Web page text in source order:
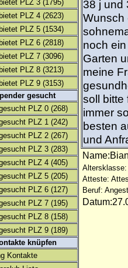
PLZ 3 (1795)
PLZ 4 (2623)
PLZ 5 (1534)
PLZ 6 (2818)
PLZ 7 (3096)
PLZ 8 (3213)
PLZ 9 (3153)
gesucht
PLZ 0 (268)
PLZ 1 (242)
PLZ 2 (267)
PLZ 3 (283)
PLZ 4 (405)
PLZ 5 (205)
PLZ 6 (127)
PLZ 7 (195)
PLZ 8 (158)
PLZ 9 (189)
knüpfen
Kontakte
38 j und
Wunsch
noch
Garten
meine
soll bitte
immer
besten
und
Altersklasse:
Atteste:
Beruf: